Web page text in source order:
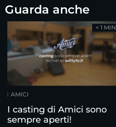
Guarda anche
AMICI
I casting di Amici sono
sempre aperti!
< 1 MIN